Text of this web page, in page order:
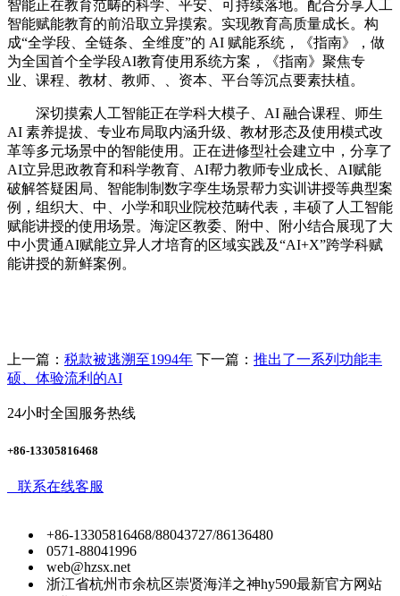
智能正在教育范畴的科学、平安、可持续落地。配合分享人工
智能赋能教育的前沿取立异摸索。实现教育高质量成长。构
成“全学段、全链条、全维度”的 AI 赋能系统，《指南》，做
为全国首个全学段AI教育使用系统方案，《指南》聚焦专
业、课程、教材、教师、、资本、平台等沉点要素扶植。
深切摸索人工智能正在学科大模子、AI 融合课程、师生
AI 素养提拔、专业布局取内涵升级、教材形态及使用模式改
革等多元场景中的智能使用。正在进修型社会建立中，分享了
AI立异思政教育和科学教育、AI帮力教师专业成长、AI赋能
破解答疑困局、智能制制数字孪生场景帮力实训讲授等典型案
例，组织大、中、小学和职业院校范畴代表，丰硕了人工智能
赋能讲授的使用场景。海淀区教委、附中、附小结合展现了大
中小贯通AI赋能立异人才培育的区域实践及“AI+X”跨学科赋
能讲授的新鲜案例。
上一篇： 税款被逃溯至1994年 下一篇： 推出了一系列功能丰
硕、体验流利的AI
24小时全国服务热线
+86-13305816468
联系在线客服
+86-13305816468/88043727/86136480
0571-88041996
web@hzsx.net
浙江省杭州市余杭区崇贤海洋之神hy590最新官方网站